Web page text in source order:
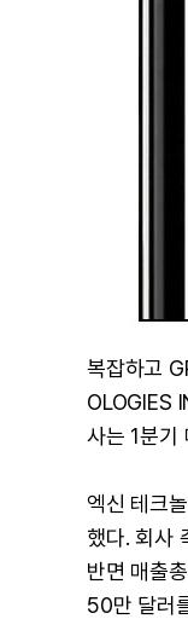
복잡하고
OLOGIES
사는 1분기
엑신 테크
했다. 회사
반면 매출
50만 달러